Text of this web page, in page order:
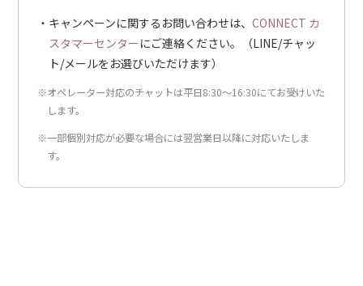
キャンペーンに関するお問い合わせは、 CONNECT カ
スタマーセンター にご連絡ください。（LINE/チャッ
ト/メールをお選びいただけます）
※オペレーター対応のチャットは平日8:30～16:30にてお受けいた
します。
※一部個別対応が必要な場合には翌営業日以降に対応いたしま
す。